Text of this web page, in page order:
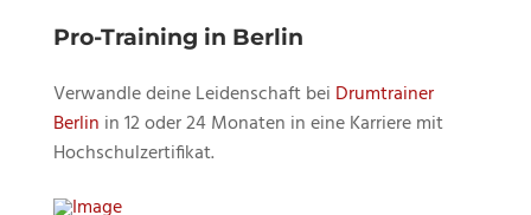
Pro-Training in Berlin
Verwandle deine Leidenschaft bei Drumtrainer
Berlin in 12 oder 24 Monaten in eine Karriere mit
Hochschulzertifikat.